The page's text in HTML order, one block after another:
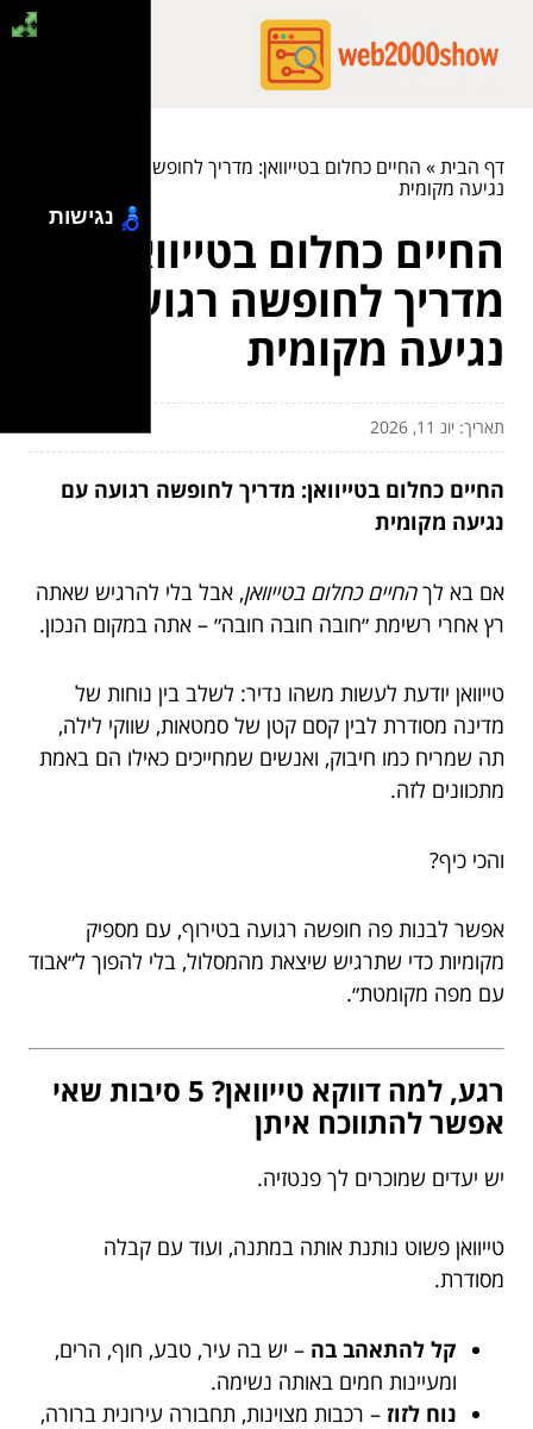
דף הבית» החיים כחלום בטייוואן: מדריך לחופשה רגועה עם
נגיעה מקומית
החיים כחלום בטייוואן:
מדריך לחופשה רגועה עם
נגיעה מקומית
תאריך: יונ 11, 2026
החיים כחלום בטייוואן: מדריך לחופשה רגועה עם
נגיעה מקומית
אם בא לךהחיים כחלום בטייוואן, אבל בלי להרגיש שאתה
רץ אחרי רשימת ״חובה חובה חובה״ – אתה במקום הנכון.
טייוואן יודעת לעשות משהו נדיר: לשלב בין נוחות של
מדינה מסודרת לבין קסם קטן של סמטאות, שווקי לילה,
תה שמריח כמו חיבוק, ואנשים שמחייכים כאילו הם באמת
מתכוונים לזה.
והכי כיף?
אפשר לבנות פה חופשה רגועה בטירוף, עם מספיק
מקומיות כדי שתרגיש שיצאת מהמסלול, בלי להפוך ל״אבוד
עם מפה מקומטת״.
רגע, למה דווקא טייוואן? 5 סיבות שאי
אפשר להתווכח איתן
יש יעדים שמוכרים לך פנטזיה.
טייוואן פשוט נותנת אותה במתנה, ועוד עם קבלה
מסודרת.
קל להתאהב בה – יש בה עיר, טבע, חוף, הרים,
ומעיינות חמים באותה נשימה.
נוח לזוז – רכבות מצוינות, תחבורה עירונית ברורה,
נגישות